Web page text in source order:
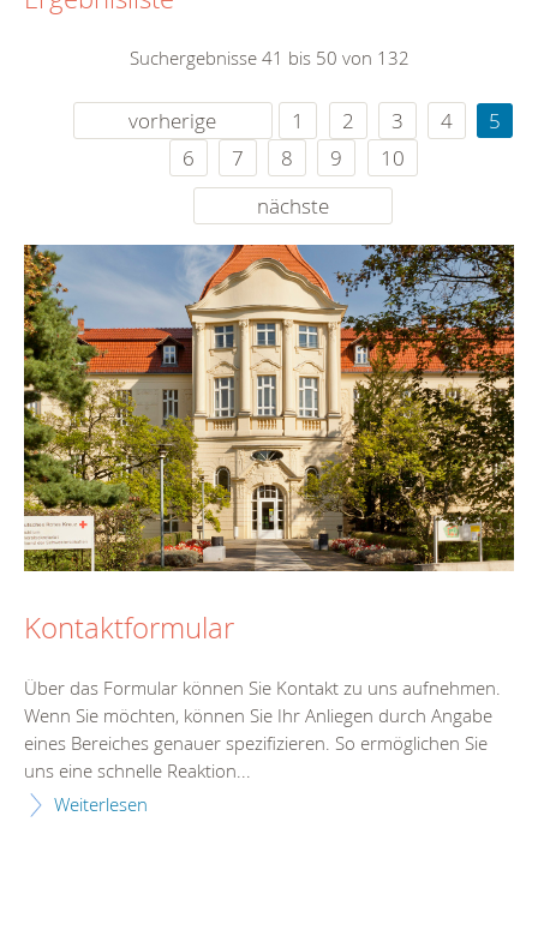
Suchergebnisse 41 bis 50 von 132
vorherige 1 2 3 4
5
6
7 8 9
10
nächste
Kontaktformular
Über das Formular können Sie Kontakt zu uns aufnehmen.
Wenn Sie möchten, können Sie Ihr Anliegen durch Angabe
eines Bereiches genauer spezifizieren. So ermöglichen Sie
uns eine schnelle Reaktion...
Weiterlesen